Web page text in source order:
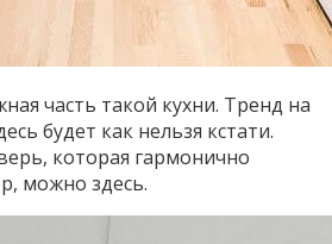
часть такой кухни. Тренд на
будет как нельзя кстати.
которая гармонично
можно здесь.